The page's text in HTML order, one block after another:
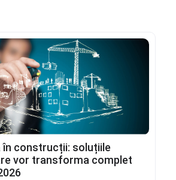
în construcții: soluțiile
vor transforma complet